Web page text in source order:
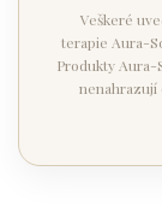
Veškeré
terapie Aura-
Produkty Aura-
nenahrazují